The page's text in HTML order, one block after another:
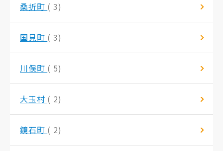
桑折町 ( 3)
国見町 ( 3)
川俣町 ( 5)
大玉村 ( 2)
鏡石町 ( 2)